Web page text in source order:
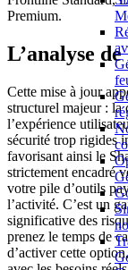
Premium.
L’analyse
Cette mise à jour
structurel majeur : la
l’expérience
sécurité trop rigides
favorisant ainsi le
strictement encadré
votre pile d’outils
l’activité. C’est un
significative des
prenez le temps de
d’activer cette